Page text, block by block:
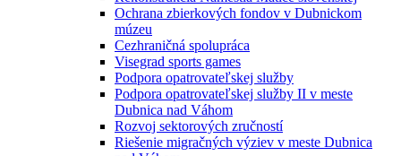
Ochrana zbierkových fondov v Dubnickom
múzeu
Cezhraničná spolupráca
Visegrad sports games
Podpora opatrovateľskej služby
Podpora opatrovateľskej služby II v meste
Dubnica nad Váhom
Rozvoj sektorových zručností
Riešenie migračných výziev v meste Dubnica